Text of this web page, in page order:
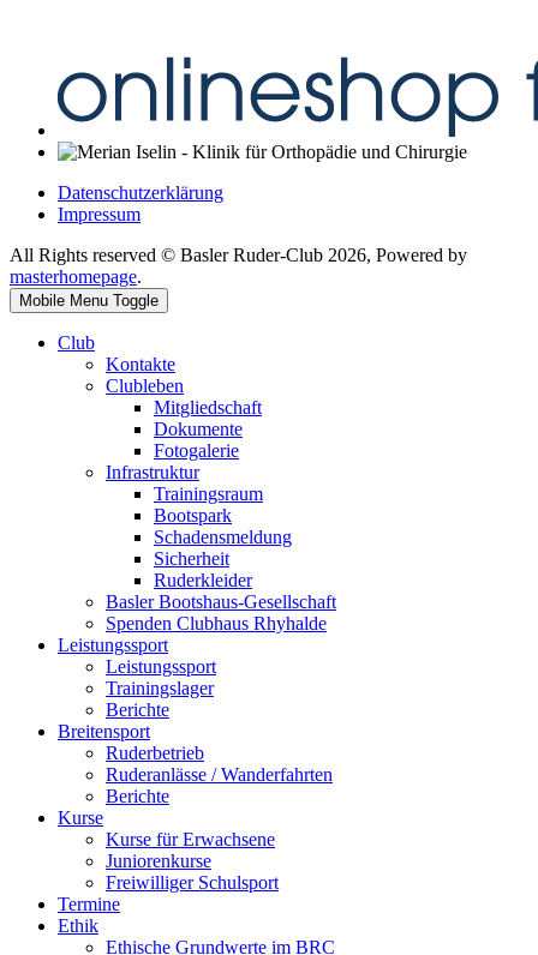
Datenschutzerklärung
Impressum
All Rights reserved © Basler Ruder-Club 2026, Powered by
masterhomepage.
Mobile Menu Toggle
Club
Kontakte
Clubleben
Mitgliedschaft
Dokumente
Fotogalerie
Infrastruktur
Trainingsraum
Bootspark
Schadensmeldung
Sicherheit
Ruderkleider
Basler Bootshaus-Gesellschaft
Spenden Clubhaus Rhyhalde
Leistungssport
Leistungssport
Trainingslager
Berichte
Breitensport
Ruderbetrieb
Ruderanlässe / Wanderfahrten
Berichte
Kurse
Kurse für Erwachsene
Juniorenkurse
Freiwilliger Schulsport
Termine
Ethik
Ethische Grundwerte im BRC